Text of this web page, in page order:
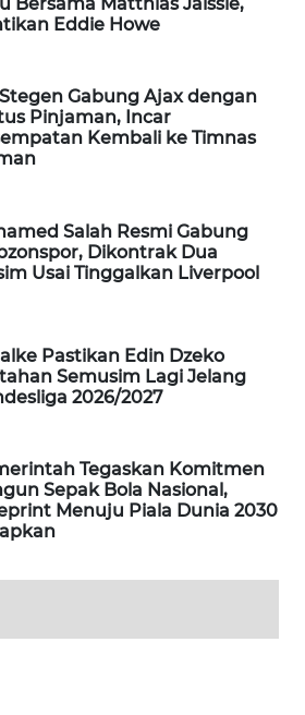
Eddie Howe
Gabung Ajax dengan
Pinjaman, Incar
Kembali ke Timnas
Salah Resmi Gabung
Dikontrak Dua
Usai Tinggalkan Liverpool
Pastikan Edin Dzeko
Semusim Lagi Jelang
2026/2027
Tegaskan Komitmen
Sepak Bola Nasional,
Menuju Piala Dunia 2030